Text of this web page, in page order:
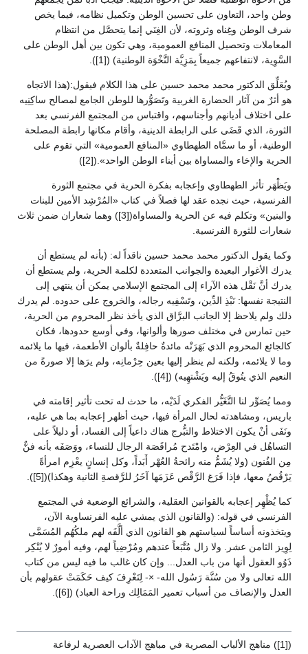
وطن واحد، التعاون على تحسين الوطن وتكميل نظامه، فيما يخص
شرف الوطن وغِناه وثروته، لأن الغِنَي إنما يتحصَّل من انتظام
المعاملات وتحصيل المنافع العمومية، وهي تكون بين أهل الوطن على
السَّوِية، لانتفاعهم جميعاً بِمَزِيَّة النَّخْوَة الوطنية) ([1]).
ويُعَلِّق الدكتور محمد محمد حسين على هذا الكلام فيقول:(هذا الاتجاه
هو أثرٌ من آثار الحضارة الغربية وتَصَوُّرها للوطن الجامع لمصالح ساكِنِيه
على اختلاف أديانهم وأجناسهم، واقتباس من المجتمع الفرنسي بعد
الثورة، الذي قَضَى على الرابطة الدينية، وأقام مكانها رابطة المصلحة
الوطنية، أو ما سمَّاه الطهطاوي «المنافع العمومية» التي تقوم على
الحرية والإخاء والمساواة بين أبناء الوطن الواحد».([2])
ويَظْهَر تأثر الطهطاوي وإعجابه بفكرة الحرية في مجتمع الثورة
الفرنسية، حيث نجده عقد لها فصلاً في كتاب «المُرْشِد الأمين للبنات
والبنين» وتكلم فيه عن الحرية والمساواة([3]) وهما شعاران ضمن ثلاث
شعارات للثورة الفرنسية.
وكما يقول الدكتور محمد محمد حسين ناقداً له: (بأنه لم يستطع أن
يدرك الأغوار البعيدة والجوانب المتعددة لكلمة الحرية، ولم يستطع أن
يدرك أنَّ نَقْل هذه الآراء إلى المجتمع الإسلامي يمكن أن ينتهي إلى
النتيجة نفسها: نَبْذِ الدِّين، وتَسْفِيه رجاله، والخروج على حدوده. لم يدرك
ذلك ولم يلاحظ إلا الجانب البرَّاق الذي يأخذ نظر المحروم من الحرية،
حين تمارس في مختلف صورها وألوانها، وفي أوسع حدودها، فكان
كالجائع المحروم الذي بَهَرَتْه مائدةٌ حافِلةٌ بألوان الأطعمة، فيها ما يلائمه
وما لا يلائمه، ولكنه لم ينظر إليها بعين حِرْمانِه، ولم يرَها إلا صورةً من
النعيم الذي يتُوقُ إليه ويَشْتهِيه) ([4]).
ومما يُصَوِّر لنا التَّغَيُّر الفكري لَدَيْه، ما حدث له تحت تأثير إقامته في
باريس، ومشاهدته لحال المرأة فيها، حيث أظهر إعجابه بما هي عليه،
ونَفَى أنْ يكون الاختلاط والتبُّرج هناك داعياً إلى الفساد، أو دليلاً على
التساهُل في العِرْض، وامْتَدح مُراقَصَة الرجال للنساء، ووَصَفَه بأنه فنٌّ
مِن الفُنون (ولا يُشَمُّ منه رائحةُ العُهْر أَبَداً، وكل إنسانٍ يعْزِم امرأةً
يَرْقُصُ معها، فإذا فَرَغ الرَّقْص عَزَمَها آخَرُ للرَّقصةِ الثانية وهكذا)([5]).
كما يُظْهِر إعجابه بالقوانين العقلية، والشرائع الوضعية في المجتمع
الفرنسي في قوله: (والقانون الذي يمشي عليه الفرنساوية الآن،
ويتخذونه أساساً لسياستهم هو القانون الذي ألَّفَه لهم ملكُهُم المُسَمَّى
لِوِيز الثامن عشر. ولا زال مُتَّبَعاً عندهم ومُرْضِياً لهم، وفيه أمورٌ لا يُنْكِر
ذَوُو العقول أنها من باب العدل... وإن كان غالب ما فيه ليس من كتاب
الله تعالى ولا من سُنَّة رَسُول الله- ×- لِتَعْرِفَ كيف حَكَمَتْ عقولهم بأن
العدل والإنصاف من أسباب تعمير المَمَالِك وراحة العباد) ([6]).
([1]) مناهج الألباب المصرية في مباهج الآداب العصرية لرفاعة